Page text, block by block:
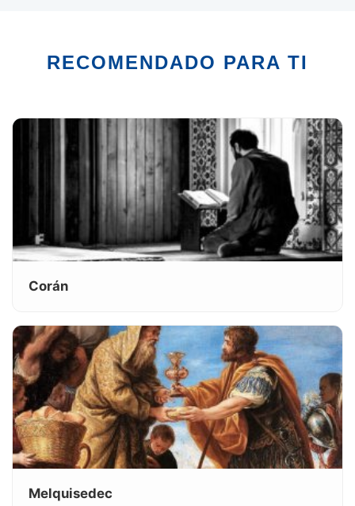
RECOMENDADO PARA TI
Corán
Melquisedec